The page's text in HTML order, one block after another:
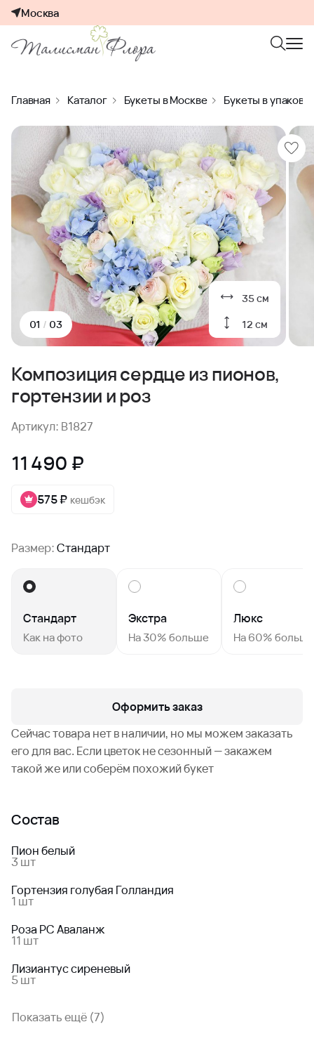
Москва
Главная Каталог Букеты в Москве Букеты в
35 см
12 см
01 / 03
Композиция сердце из пионов,
гортензии и роз
Артикул: B1827
11 490 ₽
575 ₽ кешбэк
Размер:Стандарт
Стандарт
Как на фото
Экстра
На 30% больше
Люкс
На 60% больше
Оформить заказ
Сейчас товара нет в наличии, но мы можем заказать
его для вас. Если цветок не сезонный — закажем
такой же или соберём похожий букет
Состав
Пион белый
3 шт
Гортензия голубая Голландия
1 шт
Роза РС Аваланж
11 шт
Лизиантус сиреневый
5 шт
Показать ещё (7)